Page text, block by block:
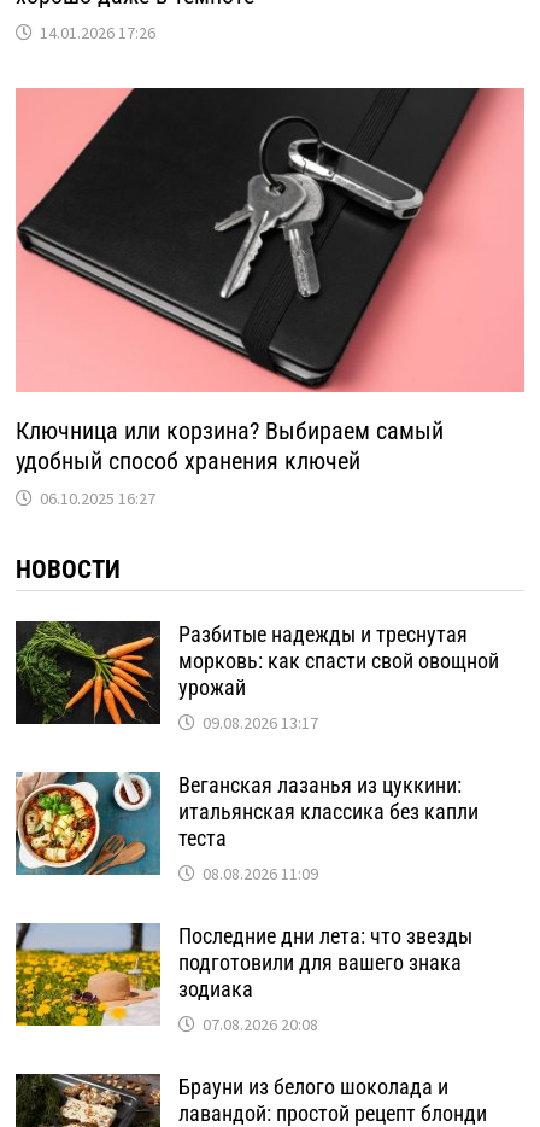
14.01.2026 17:26
Ключница или корзина? Выбираем самый
удобный способ хранения ключей
06.10.2025 16:27
НОВОСТИ
Разбитые надежды и треснутая
морковь: как спасти свой овощной
урожай
09.08.2026 13:17
Веганская лазанья из цуккини:
итальянская классика без капли
теста
08.08.2026 11:09
Последние дни лета: что звезды
подготовили для вашего знака
зодиака
07.08.2026 20:08
Брауни из белого шоколада и
лавандой: простой рецепт блонди